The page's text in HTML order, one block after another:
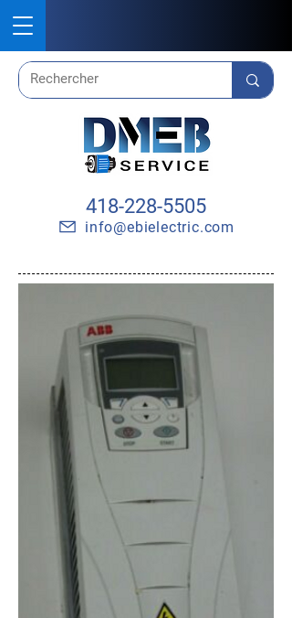
418-228-5505
info@ebielectric.com